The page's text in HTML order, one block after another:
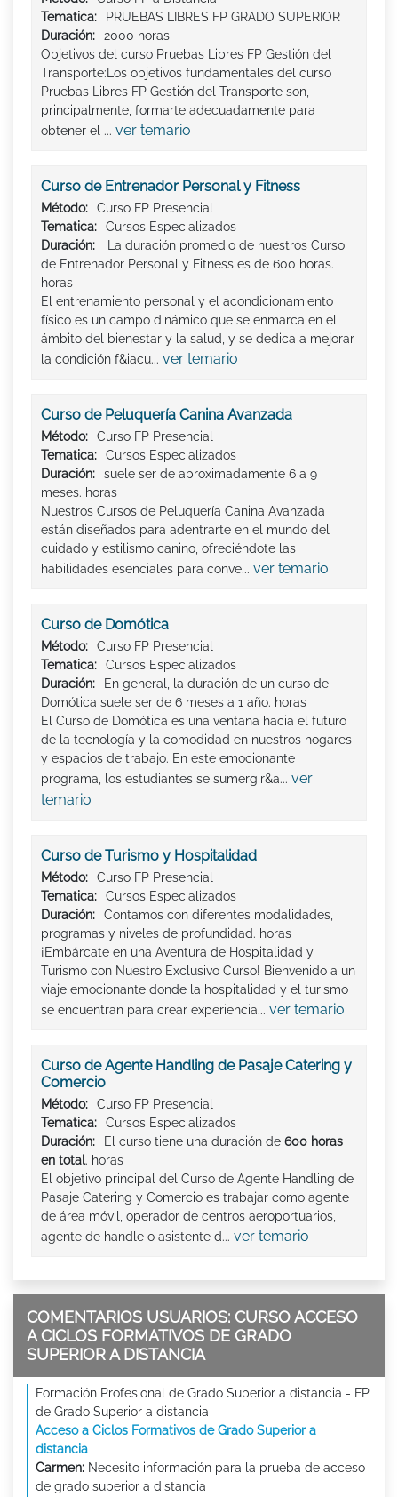
Tematica:
PRUEBAS LIBRES FP GRADO SUPERIOR
Duración:
2000 horas
Objetivos del curso Pruebas Libres FP Gestión del
Transporte:Los objetivos fundamentales del curso
Pruebas Libres FP Gestión del Transporte son,
principalmente, formarte adecuadamente para
obtener el ... ver temario
Curso de Entrenador Personal y Fitness
Método:
Curso FP Presencial
Tematica:
Cursos Especializados
Duración:
La duración promedio de nuestros Curso
de Entrenador Personal y Fitness es de 600 horas.
horas
El entrenamiento personal y el acondicionamiento
físico es un campo dinámico que se enmarca en el
ámbito del bienestar y la salud, y se dedica a mejorar
la condición f&iacu... ver temario
Curso de Peluquería Canina Avanzada
Método:
Curso FP Presencial
Tematica:
Cursos Especializados
Duración:
suele ser de aproximadamente 6 a 9
meses. horas
Nuestros Cursos de Peluquería Canina Avanzada
están diseñados para adentrarte en el mundo del
cuidado y estilismo canino, ofreciéndote las
habilidades esenciales para conve... ver temario
Curso de Domótica
Método:
Curso FP Presencial
Tematica:
Cursos Especializados
Duración:
En general, la duración de un curso de
Domótica suele ser de 6 meses a 1 año. horas
El Curso de Domótica es una ventana hacia el futuro
de la tecnología y la comodidad en nuestros hogares
y espacios de trabajo. En este emocionante
programa, los estudiantes se sumergir&a... ver
temario
Curso de Turismo y Hospitalidad
Método:
Curso FP Presencial
Tematica:
Cursos Especializados
Duración:
Contamos con diferentes modalidades,
programas y niveles de profundidad. horas
¡Embárcate en una Aventura de Hospitalidad y
Turismo con Nuestro Exclusivo Curso! Bienvenido a un
viaje emocionante donde la hospitalidad y el turismo
se encuentran para crear experiencia... ver temario
Curso de Agente Handling de Pasaje Catering y
Comercio
Método:
Curso FP Presencial
Tematica:
Cursos Especializados
Duración:
El curso tiene una duración de 600 horas
en total. horas
El objetivo principal del Curso de Agente Handling de
Pasaje Catering y Comercio es trabajar como agente
de área móvil, operador de centros aeroportuarios,
agente de handle o asistente d... ver temario
COMENTARIOS USUARIOS: CURSO ACCESO
A CICLOS FORMATIVOS DE GRADO
SUPERIOR A DISTANCIA
Formación Profesional de Grado Superior a distancia - FP
de Grado Superior a distancia
Acceso a Ciclos Formativos de Grado Superior a
distancia
Carmen: Necesito información para la prueba de acceso
de grado superior a distancia